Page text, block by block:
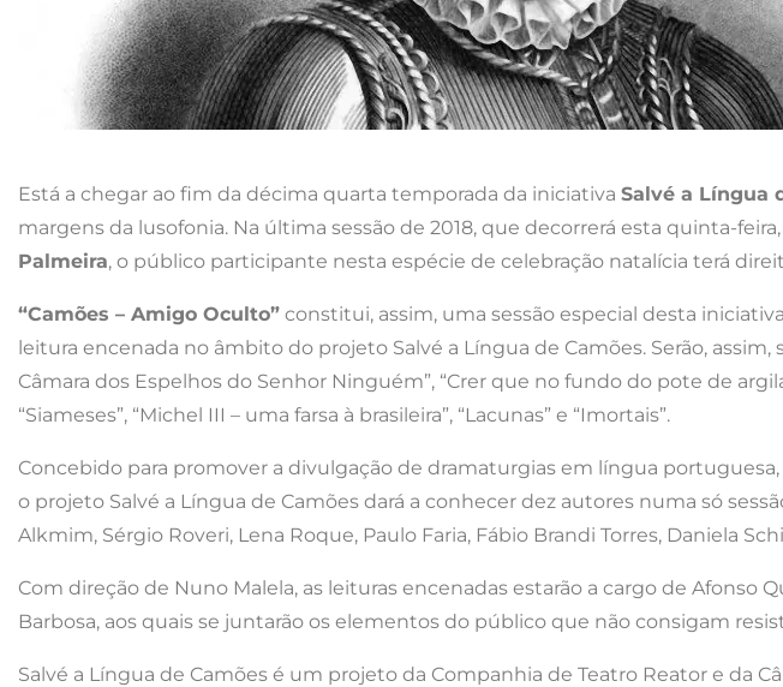
Está a chegar ao fim da décima quarta temporada da iniciativa Salvé a Língua
margens da lusofonia. Na última sessão de 2018, que decorrerá esta quinta-feira,
Palmeira, o público participante nesta espécie de celebração natalícia terá
“Camões – Amigo Oculto” constitui, assim, uma sessão especial desta
leitura encenada no âmbito do projeto Salvé a Língua de Camões. Serão,
Câmara dos Espelhos do Senhor Ninguém”, “Crer que no fundo do pote de
“Siameses”, “Michel III – uma farsa à brasileira”, “Lacunas” e “Imortais”.
Concebido para promover a divulgação de dramaturgias em língua
o projeto Salvé a Língua de Camões dará a conhecer dez autores numa só
Alkmim, Sérgio Roveri, Lena Roque, Paulo Faria, Fábio Brandi Torres, Daniela
Com direção de Nuno Malela, as leituras encenadas estarão a cargo de Afonso
Barbosa, aos quais se juntarão os elementos do público que não consigam
Salvé a Língua de Camões é um projeto da Companhia de Teatro Reator e da